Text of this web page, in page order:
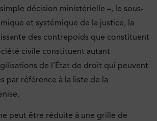
décision ministérielle –, le sous-
et systémique de la justice, la
des contrepoids que constituent
civile constituent autant
de l’État de droit qui peuvent
par référence à la liste de la
peut être réduite à une grille de